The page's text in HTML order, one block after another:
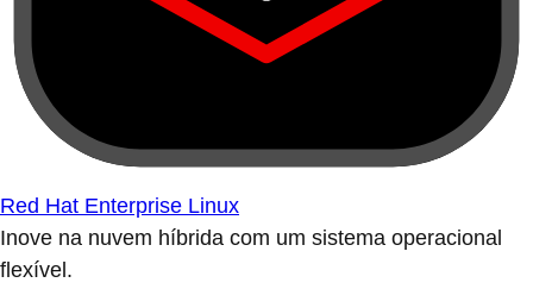
Red Hat Enterprise Linux
Inove na nuvem híbrida com um sistema operacional
flexível.